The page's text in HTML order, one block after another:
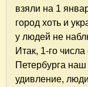
взяли на 1
город хоть и
у людей не
Итак, 1-го
Петербурга
удивление,